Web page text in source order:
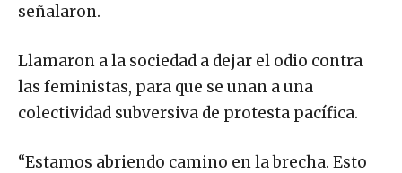
señalaron.
Llamaron a la sociedad a dejar el odio contra
las feministas, para que se unan a una
colectividad subversiva de protesta pacífica.
“Estamos abriendo camino en la brecha. Esto